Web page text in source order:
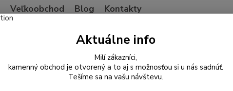
Veľkoobchod Blog Kontakty
Hľadať +421
Po-Pia
Levanduľa - Medovka
Aktuálne info
Milí zákazníci,
kamenný obchod je otvorený a to aj s možnosťou si u nás sadnúť.
Tešíme sa na vašu návštevu.